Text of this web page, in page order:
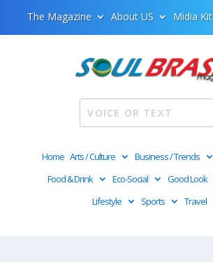
The Magazine About US Midia Kit
Home Arts / Culture Business / Trends
Food & Drink
Eco-Social Good Look
Lifestyle
Sports Travel